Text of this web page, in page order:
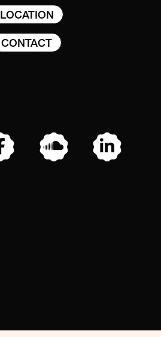
LOCATION
CONTACT